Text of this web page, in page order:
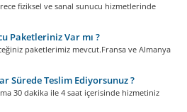
fiziksel ve sanal sunucu hizmetlerinde
Paketleriniz Var mı ?
paketlerimiz mevcut.Fransa ve Almanya
Sürede Teslim Ediyorsunuz ?
30 dakika ile 4 saat içerisinde hizmetiniz